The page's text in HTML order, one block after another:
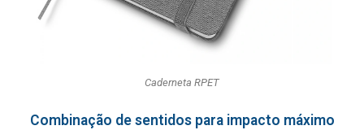
Caderneta RPET
Combinação de sentidos para impacto máximo